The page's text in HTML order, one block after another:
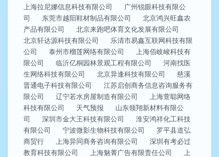
上海拉尼娜信息科技有限公司
广州锐眼科技有限公
司
东莞市越阳鞋材制品有限公司
北京鸿兴旺鑫农
产品有限公司
北京来跑吧体育文化发展有限公司
北京轩达源科技有限公司
乐清市易鑫互联网科技有限
公司
泰州市榴莲网络有限公司
上海佰岐峻科技有
限公司
临沂亿桐园林景观工程有限公司
河南找医
生网络科技有限公司
北京异逢科技有限公司
慈溪
晋通电子科技有限公司
江苏启创商务信息咨询服务有
限公司
辽宁若水房屋制造有限公司
上海萱聪网络
科技有限公司
天气预报
山东领翔新材料有限公
司
深圳市金大王科技有限公司
淮安鸿祥化工科技
有限公司
宁波微影生物科技有限公司
罗平县道弘
商贸行
上海异同商务咨询有限公司
深圳有考必过
教育科技有限公司
上海魅菁广告有限责任公司
上